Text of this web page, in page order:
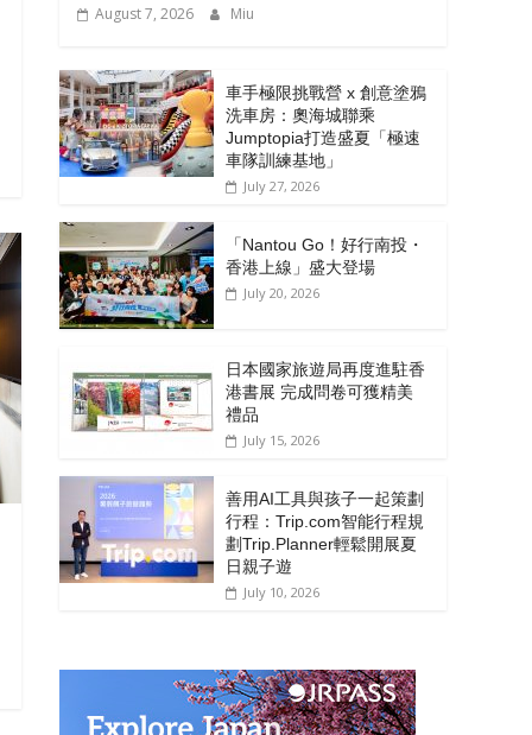
August 7, 2026 Miu
車手極限挑戰營 x 創意塗鴉
洗車房：奧海城聯乘
Jumptopia打造盛夏「極速
車隊訓練基地」
July 27, 2026
「Nantou Go！好行南投・
香港上線」盛大登場
July 20, 2026
日本國家旅遊局再度進駐香
港書展 完成問卷可獲精美
禮品
July 15, 2026
善用AI工具與孩子一起策劃
行程：Trip.com智能行程規
劃Trip.Planner輕鬆開展夏
日親子遊
July 10, 2026